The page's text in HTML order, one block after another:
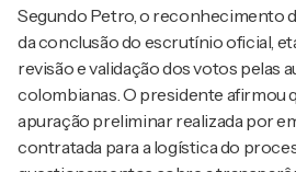
Segundo Petro, o reconhecimento
da conclusão do escrutínio oficial,
revisão e validação dos votos pelas
colombianas. O presidente afirmou
apuração preliminar realizada por
contratada para a logística do